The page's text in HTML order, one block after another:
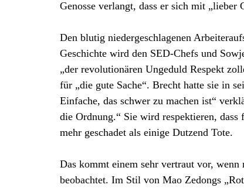
Genosse verlangt, dass er sich mit „lieber
Den blutig niedergeschlagenen
Geschichte wird den SED-Chefs und
„der revolutionären Ungeduld Respekt
für „die gute Sache“. Brecht hatte sie in
Einfache, das schwer zu machen ist“
die Ordnung.“ Sie wird respektieren,
mehr geschadet als einige Dutzend Tote.
Das kommt einem sehr vertraut vor,
beobachtet. Im Stil von Mao Zedongs